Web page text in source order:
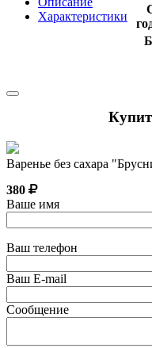
Характеристики
Варенье без сахара
380
Ваше имя
Ваш телефон
Ваш E-mail
Сообщение